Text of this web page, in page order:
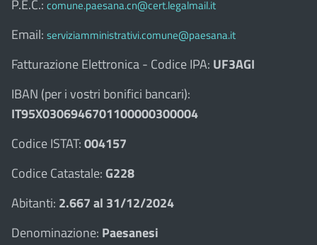
P.E.C.: comune.paesana.cn@cert.legalmail.it
Email: serviziamministrativi.comune@paesana.it
Fatturazione Elettronica - Codice IPA: UF3AGI
IBAN (per i vostri bonifici bancari):
IT95X0306946701100000300004
Codice ISTAT:004157
Codice Catastale:G228
Abitanti: 2.667 al 31/12/2024
Denominazione: Paesanesi